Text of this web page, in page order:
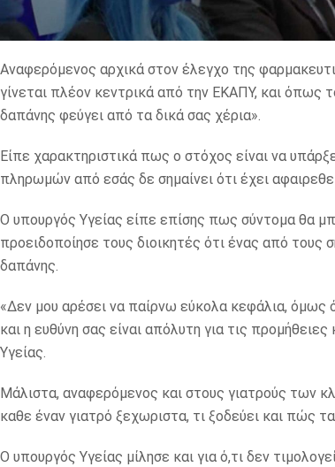
Αναφερόμενος αρχικά στον έλεγχο της
γίνεται πλέον κεντρικά από την ΕΚΑΠΥ, και όπως
δαπάνης φεύγει από τα δικά σας χέρια».
Είπε χαρακτηριστικά πως ο στόχος είναι να
πληρωμών από εσάς δε σημαίνει ότι έχει
Ο υπουργός Υγείας είπε επίσης πως σύντομα θα
προειδοποίησε τους διοικητές ότι ένας από τους
δαπάνης.
«Δεν μου αρέσει να παίρνω εύκολα κεφάλια, όμως
και η ευθύνη σας είναι απόλυτη για τις
Υγείας.
Μάλιστα, αναφερόμενος και στους γιατρούς των
καθε έναν γιατρό ξεχωριστα, τι ξοδεύει και πώς
Ο υπουργός Υγείας μίλησε και για ό,τι δεν